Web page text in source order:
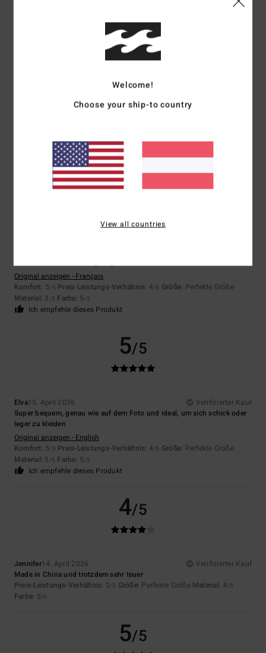
5/5
24. Mai 2026
/5 Farbe: 5/5
Ich empfehle dieses Produkt
3
Original anzeigen - Français
Komfort: 5/5 Preis-Leistungs-Verhältnis: 4/5 Größe: Perfekte Größe
Material: 3 /5 Farbe: 5/5
Ich empfehle dieses Produkt
5/5
Elva15. April 2026
Verifizierter Kauf
Super bequem, genau wie auf dem Foto und ideal, um sich schick oder
leger zu kleiden
Original anzeigen - English
Komfort: 5/5 Preis-Leistungs-Verhältnis: 4/5 Größe: Perfekte Größe
Material: 5 /5 Farbe: 5/5
Ich empfehle dieses Produkt
4/5
Jennifer14. April 2026
Verifizierter Kauf
Made in China und trotzdem sehr teuer
Preis-Leistungs-Verhältnis: 2/5 Größe: Perfekte Größe Material: 4 /5
Farbe: 5/5
5/5
Welcome!
Choose your ship-to country
View all countries